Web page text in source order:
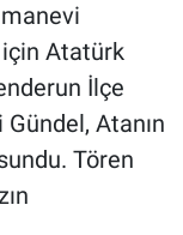
için Atatürk
İlçe
Atanın
Tören